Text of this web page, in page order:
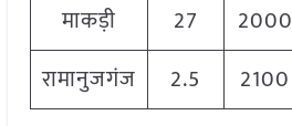
माकड़ी
27 2000
रामानुजगंज
2.5 2100